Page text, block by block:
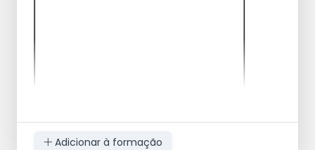
Adicionar à formação